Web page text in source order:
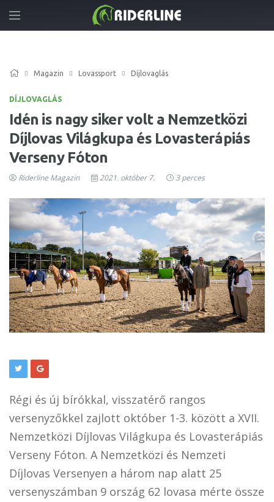
Magazin Lovassport Díjlovaglás
DÍJLOVAGLÁS
Idén is nagy siker volt a Nemzetközi
Díjlovas Világkupa és Lovasterápiás
Verseny Fóton
Riderline Magazin 2021. október 7. 3 perces
Régi és új bírókkal, visszatérő rangos
versenyzőkkel zajlott október 1-3. között a XVII.
Nemzetközi Díjlovas Világkupa és Lovasterápiás
Verseny Fóton. A Nemzetközi és Nemzeti
Díjlovas Versenyen a három nap alatt 25
versenyszámban 9 ország 62 lovasa mérte össze